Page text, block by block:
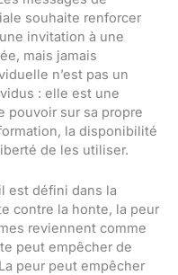
souhaite renforcer
invitation à une
mais jamais
n’est pas un
: elle est une
pouvoir sur sa propre
la disponibilité
de les utiliser.
est défini dans la
contre la honte, la peur
reviennent comme
peut empêcher de
peur peut empêcher